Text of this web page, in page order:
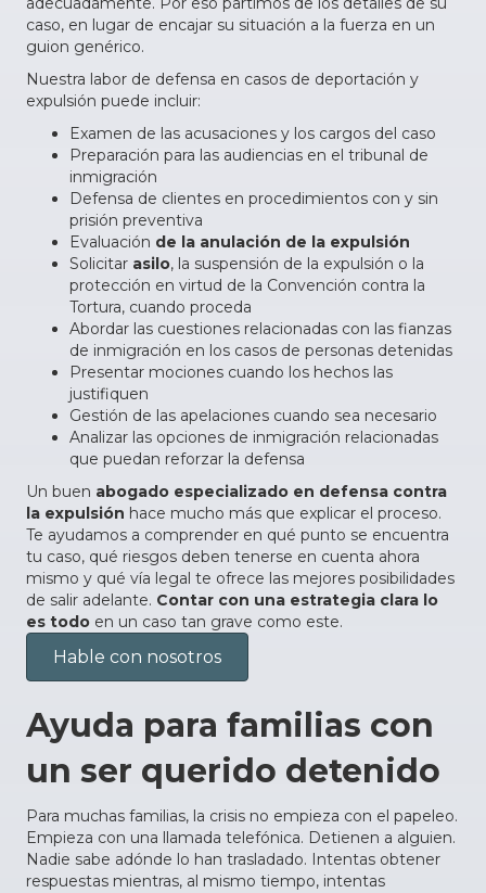
caso, en lugar de encajar su situación a la fuerza en un
guion genérico.
Nuestra labor de defensa en casos de deportación y
expulsión puede incluir:
Examen de las acusaciones y los cargos del caso
Preparación para las audiencias en el tribunal de
inmigración
Defensa de clientes en procedimientos con y sin
prisión preventiva
Evaluación de la anulación de la expulsión
Solicitar asilo, la suspensión de la expulsión o la
protección en virtud de la Convención contra la
Tortura, cuando proceda
Abordar las cuestiones relacionadas con las fianzas
de inmigración en los casos de personas detenidas
Presentar mociones cuando los hechos las
justifiquen
Gestión de las apelaciones cuando sea necesario
Analizar las opciones de inmigración relacionadas
que puedan reforzar la defensa
Un buen abogado especializado en defensa contra
la expulsión hace mucho más que explicar el proceso.
Te ayudamos a comprender en qué punto se encuentra
tu caso, qué riesgos deben tenerse en cuenta ahora
mismo y qué vía legal te ofrece las mejores posibilidades
de salir adelante. Contar con una estrategia clara lo
es todo en un caso tan grave como este.
Hable con nosotros
Ayuda para familias con
un ser querido detenido
Para muchas familias, la crisis no empieza con el papeleo.
Empieza con una llamada telefónica. Detienen a alguien.
Nadie sabe adónde lo han trasladado. Intentas obtener
respuestas mientras, al mismo tiempo, intentas